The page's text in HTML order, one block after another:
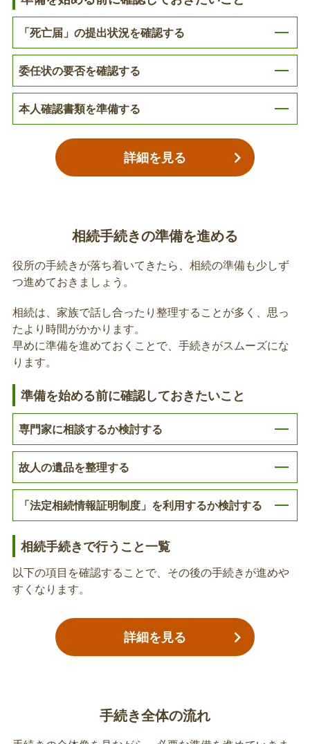
被保険者が亡くなられた場合は、葬祭を行った方に
葬祭費（50,000円）が支給されます。
国民健康保険の異動届（喪失）の提出
被保険者が亡くなられた場合は、死亡による資格を
合は、世帯員の資格確認書等の差し替えが必要で
被保険者が亡くなられた場合は、死亡による資格を
喪失する届出が必要です。
後期高齢者医療葬祭費の申請
被保険者が亡くなられた場合は、葬祭を行った方に
葬祭費（50,000円）が支給されます。
介護保険被保険者証等は、亡くなられた月に介護サ
ービスを利用されていた場合、事業所、施設で被保
険者証等の確認を受けてから返却してください。
高額介護サービス費等の申請、振込口座の変
更
被保険者が高額介護サービス費等の支給決定前や振
込前に亡くなり、支給ができない場合に手続きが必
要です。
介護保険の送付先登録用紙の提出
後日、市より亡くなられた方あてに市から保険料変
ご提出ください。なお、既に送付先登録をされてい
て、亡くなられた後も送付先に変更がない方は、改
故人の身体障害者手帳の返還、返還届の提出
動産
不動産
その他
「死亡届」の提出状況を確認する
委任状の要否を確認する
本人確認書類を準備する
詳細を見る
相続手続きの準備を進める
役所の手続きが落ち着いてきたら、相続の準備も少しず
つ進めておきましょう。
相続は、家族で話し合ったり整理することが多く、思っ
たより時間がかかります。
早めに準備を進めておくことで、手続きがスムーズにな
ります。
準備を始める前に確認しておきたいこと
専門家に相談するか検討する
故人の遺品を整理する
「法定相続情報証明制度」を利用するか検討する
相続手続きで行うこと一覧
以下の項目を確認することで、その後の手続きが進めや
すくなります。
詳細を見る
手続き全体の流れ